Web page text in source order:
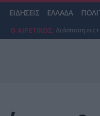
ΕΙΔΗΣΕΙΣ ΕΛΛΑΔΑ
Ο ΑΙΡΕΤΙΚΟΣ: Διάσπαση εις